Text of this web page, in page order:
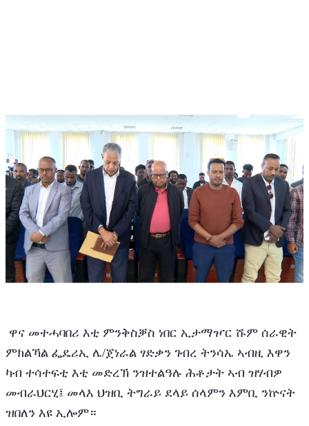
ምክልኻል ፌዴሪኢ ሌ/ጀነራል ፃድቃን ገብረ ትንሳኤ ኣብዚ እዋን
ካብ ተሳተፍቲ እቲ መድረኽ ንዝተልዓሉ ሕቶታት ኣብ ዝሃብዎ
መብራህርሂ፤ መላእ ህዝቢ ትግራይ ደላይ ሰላምን እምቢ ንኵናት
ዝበለን እዩ ኢሎም።